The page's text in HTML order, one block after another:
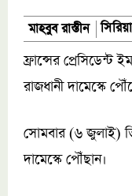
মাহবুব রাস্তীন সিরিয়া
ফ্রান্সের প্রেসিডেন্ট
রাজধানী দামেস্কে
সোমবার (৬ জুলাই)
দামেস্কে পৌঁছান।